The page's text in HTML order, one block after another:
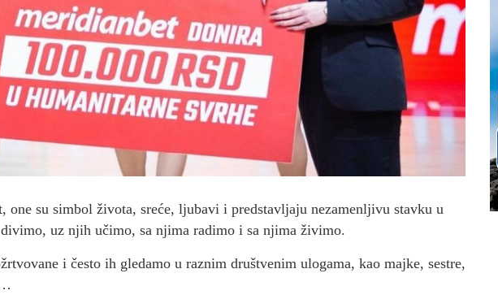
one su simbol života, sreće, ljubavi i predstavljaju nezamenljivu stavku u
uz njih učimo, sa njima radimo i sa njima živimo.
i često ih gledamo u raznim društvenim ulogama, kao majke, sestre,